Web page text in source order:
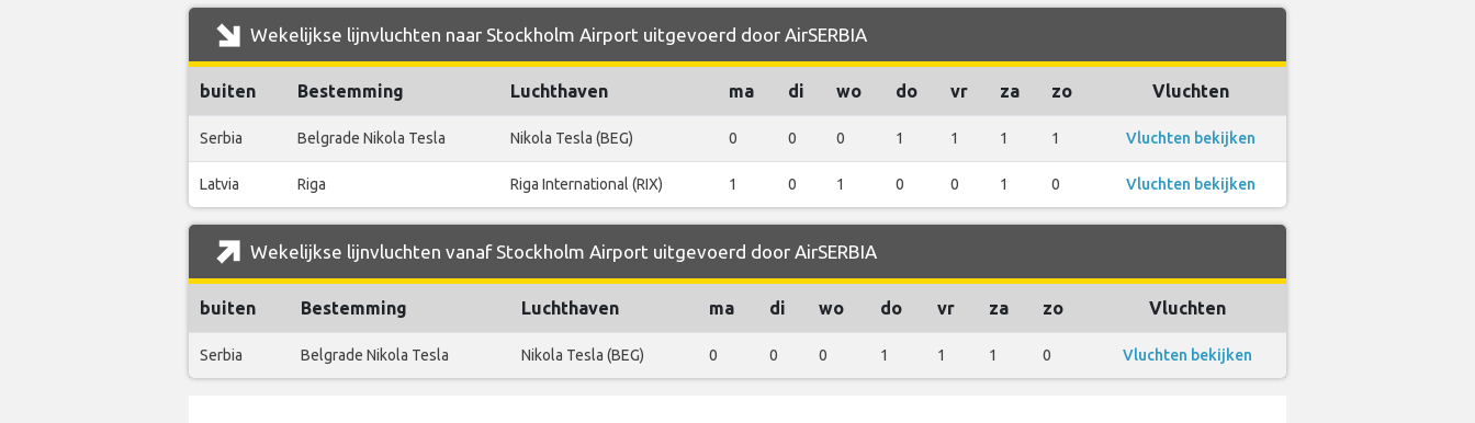
Wekelijkse lijnvluchten naar Stockholm Airport uitgevoerd door AirSERBIA
buiten Bestemming Luchthaven ma di wo do vr za zo Vluchten
Serbia Belgrade Nikola Tesla Nikola Tesla (BEG) 0 0 0 1 1 1 1 Vluchten bekijken
Latvia Riga Riga International (RIX) 1 0 1 0 0 1 0 Vluchten bekijken
Wekelijkse lijnvluchten vanaf Stockholm Airport uitgevoerd door AirSERBIA
buiten Bestemming Luchthaven ma di wo do vr za zo Vluchten
Serbia Belgrade Nikola Tesla Nikola Tesla (BEG) 0 0 0 1 1 1 0 Vluchten bekijken